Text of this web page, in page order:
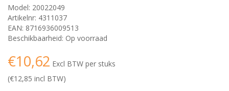
Model: 20022049
Artikelnr: 4311037
EAN: 8716936009513
Beschikbaarheid: Op voorraad
€10,62 Excl BTW per stuks
(€12,85 incl BTW)